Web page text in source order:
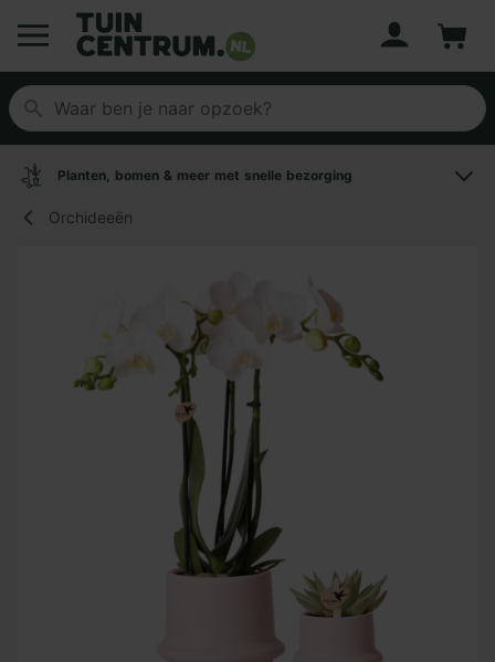
Logo Tuincentrum.nl
Planten, bomen & meer met snelle bezorging
Orchideeën